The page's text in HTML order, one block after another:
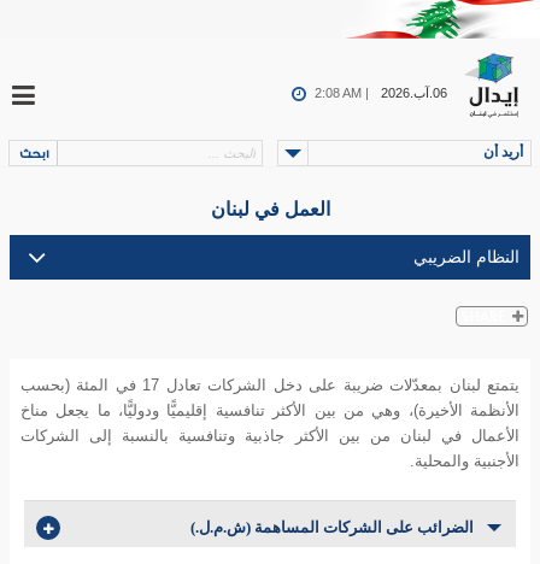
06.آب.2026 2:08 AM |
أريد أن
العمل في لبنان
يتمتع لبنان بمعدّلات ضريبة على دخل الشركات تعادل 17 في المئة (بحسب
الأنظمة الأخيرة)، وهي من بين الأكثر تنافسية إقليميًّا ودوليًّا، ما يجعل مناخ
الأعمال في لبنان من بين الأكثر جاذبية وتنافسية بالنسبة إلى الشركات
الأجنبية والمحلية.
الضرائب على الشركات المساهمة (ش.م.ل.)